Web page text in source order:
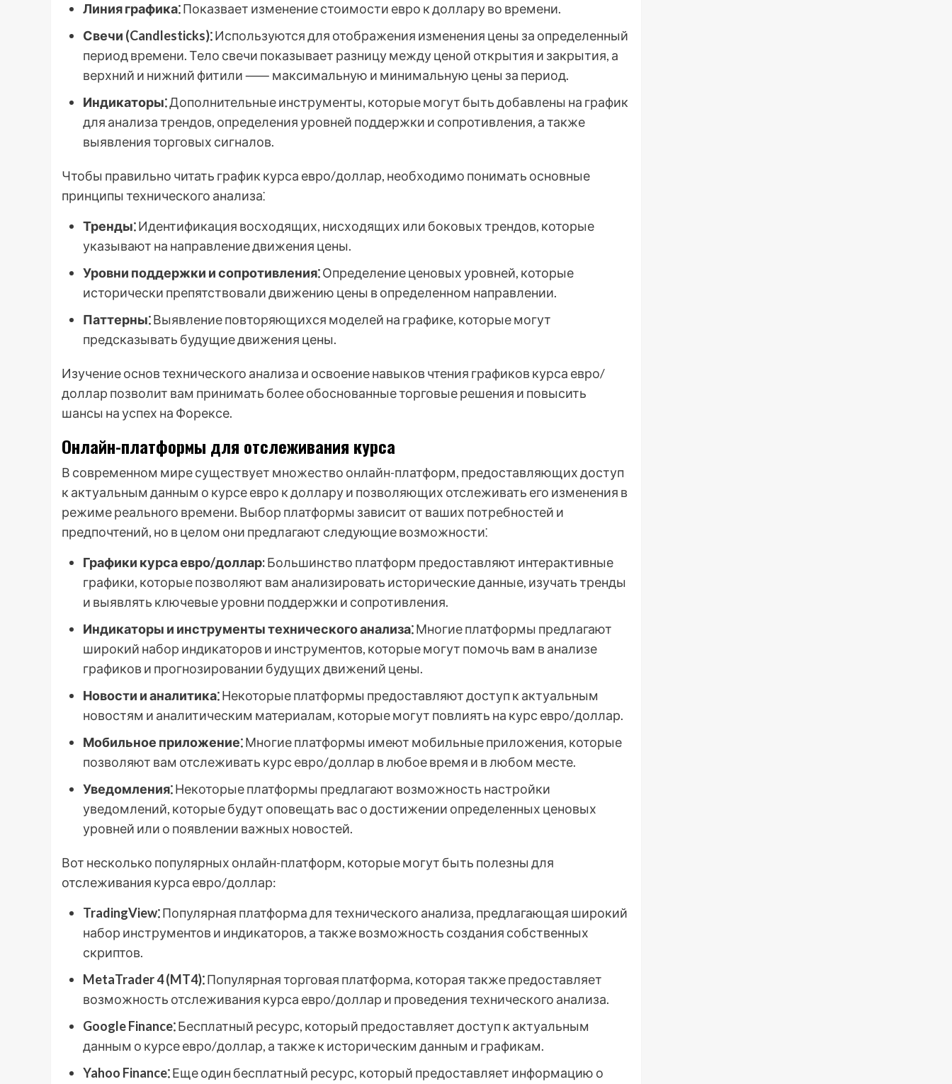
Линия графика⁚Показвает изменение стоимости евро к доллару во времени.
Свечи (Candlesticks)⁚Используются для отображения изменения цены за определенный
период времени. Тело свечи показывает разницу между ценой открытия и закрытия, а
верхний и нижний фитили ⸺ максимальную и минимальную цены за период.
Индикаторы⁚Дополнительные инструменты, которые могут быть добавлены на график
для анализа трендов, определения уровней поддержки и сопротивления, а также
выявления торговых сигналов.
Чтобы правильно читать график курса евро/доллар, необходимо понимать основные
принципы технического анализа⁚
Тренды⁚Идентификация восходящих, нисходящих или боковых трендов, которые
указывают на направление движения цены.
Уровни поддержки и сопротивления⁚Определение ценовых уровней, которые
исторически препятствовали движению цены в определенном направлении.
Паттерны⁚Выявление повторяющихся моделей на графике, которые могут
предсказывать будущие движения цены.
Изучение основ технического анализа и освоение навыков чтения графиков курса евро/
доллар позволит вам принимать более обоснованные торговые решения и повысить
шансы на успех на Форексе.
Онлайн-платформы для отслеживания курса
В современном мире существует множество онлайн-платформ, предоставляющих доступ
к актуальным данным о курсе евро к доллару и позволяющих отслеживать его изменения в
режиме реального времени. Выбор платформы зависит от ваших потребностей и
предпочтений, но в целом они предлагают следующие возможности⁚
Графики курса евро/доллар:Большинство платформ предоставляют интерактивные
графики, которые позволяют вам анализировать исторические данные, изучать тренды
и выявлять ключевые уровни поддержки и сопротивления.
Индикаторы и инструменты технического анализа⁚Многие платформы предлагают
широкий набор индикаторов и инструментов, которые могут помочь вам в анализе
графиков и прогнозировании будущих движений цены.
Новости и аналитика⁚Некоторые платформы предоставляют доступ к актуальным
новостям и аналитическим материалам, которые могут повлиять на курс евро/доллар.
Мобильное приложение⁚Многие платформы имеют мобильные приложения, которые
позволяют вам отслеживать курс евро/доллар в любое время и в любом месте.
Уведомления⁚Некоторые платформы предлагают возможность настройки
уведомлений, которые будут оповещать вас о достижении определенных ценовых
уровней или о появлении важных новостей.
Вот несколько популярных онлайн-платформ, которые могут быть полезны для
отслеживания курса евро/доллар:
TradingView⁚Популярная платформа для технического анализа, предлагающая широкий
набор инструментов и индикаторов, а также возможность создания собственных
скриптов.
MetaTrader 4 (MT4)⁚Популярная торговая платформа, которая также предоставляет
возможность отслеживания курса евро/доллар и проведения технического анализа.
Google Finance⁚Бесплатный ресурс, который предоставляет доступ к актуальным
данным о курсе евро/доллар, а также к историческим данным и графикам.
Yahoo Finance⁚Еще один бесплатный ресурс, который предоставляет информацию о